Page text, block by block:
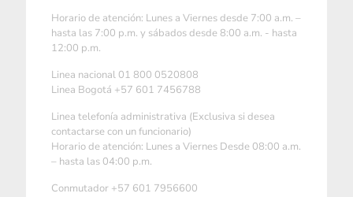
Horario de atención: Lunes a Viernes desde 7:00 a.m. –
hasta las 7:00 p.m. y sábados desde 8:00 a.m. - hasta
12:00 p.m.
Linea nacional 01 800 0520808
Linea Bogotá +57 601 7456788
Linea telefonía administrativa (Exclusiva si desea
contactarse con un funcionario)
Horario de atención: Lunes a Viernes Desde 08:00 a.m.
– hasta las 04:00 p.m.
Conmutador +57 601 7956600